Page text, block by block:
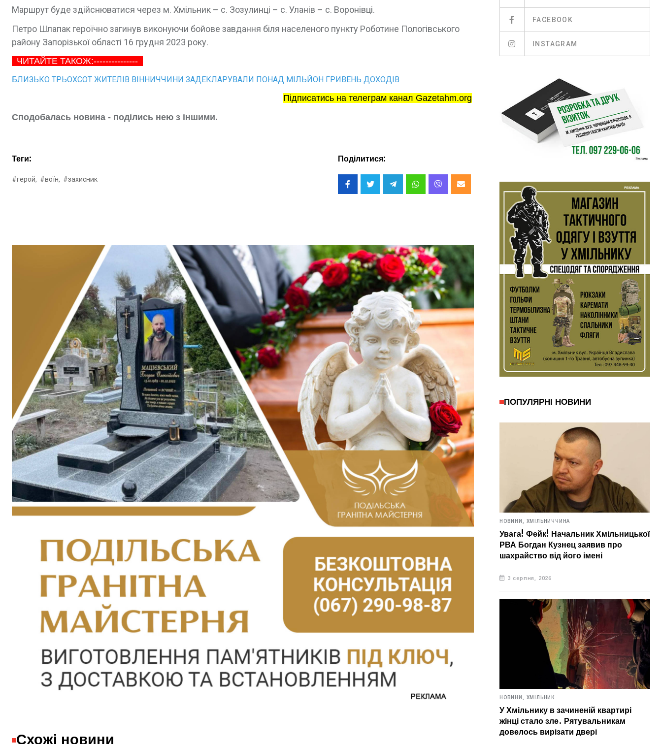
Маршрут буде здійснюватися через м. Хмільник – с. Зозулинці – с. Уланів – с. Воронівці.
Петро Шлапак героїчно загинув виконуючи бойове завдання біля населеного пункту Роботине Пологівського
району Запорізької області 16 грудня 2023 року.
ЧИТАЙТЕ ТАКОЖ:---------------
БЛИЗЬКО ТРЬОХСОТ ЖИТЕЛІВ ВІННИЧЧИНИ ЗАДЕКЛАРУВАЛИ ПОНАД МІЛЬЙОН ГРИВЕНЬ ДОХОДІВ
Підписатись на телеграм канал Gazetahm.org
Сподобалась новина - поділись нею з іншими.
Теги:
#герой, #воїн, #захисник
Поділитися:
Схожі новини
FACEBOOK
INSTAGRAM
ПОПУЛЯРНІ НОВИНИ
НОВИНИ, ХМІЛЬНИЧЧИНА
Увага! Фейк! Начальник Хмільницької
РВА Богдан Кузнец заявив про
шахрайство від його імені
3 серпня, 2026
НОВИНИ, ХМІЛЬНИК
У Хмільнику в зачиненій квартирі
жінці стало зле. Рятувальникам
довелось вирізати двері